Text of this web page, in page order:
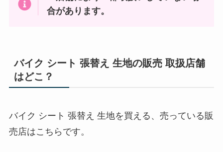
合があります。
バイク シート 張替え 生地の販売 取扱店舗
はどこ？
バイク シート 張替え 生地を買える、売っている販
売店はこちらです。